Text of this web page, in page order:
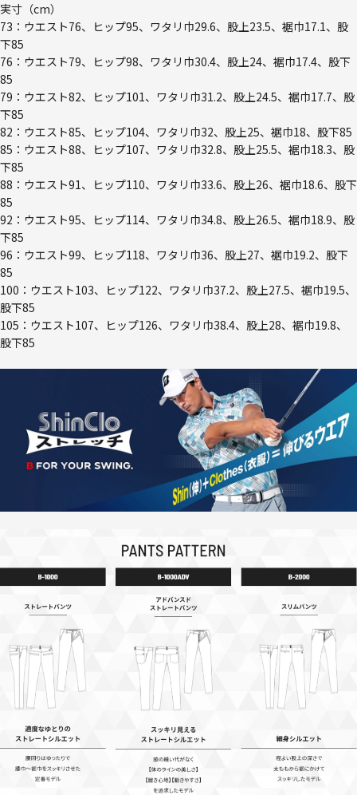
実寸（cm）
73：ウエスト76、ヒップ95、ワタリ巾29.6、股上23.5、裾巾17.1、股
下85
76：ウエスト79、ヒップ98、ワタリ巾30.4、股上24、裾巾17.4、股下
85
79：ウエスト82、ヒップ101、ワタリ巾31.2、股上24.5、裾巾17.7、股
下85
82：ウエスト85、ヒップ104、ワタリ巾32、股上25、裾巾18、股下85
85：ウエスト88、ヒップ107、ワタリ巾32.8、股上25.5、裾巾18.3、股
下85
88：ウエスト91、ヒップ110、ワタリ巾33.6、股上26、裾巾18.6、股下
85
92：ウエスト95、ヒップ114、ワタリ巾34.8、股上26.5、裾巾18.9、股
下85
96：ウエスト99、ヒップ118、ワタリ巾36、股上27、裾巾19.2、股下
85
100：ウエスト103、ヒップ122、ワタリ巾37.2、股上27.5、裾巾19.5、
股下85
105：ウエスト107、ヒップ126、ワタリ巾38.4、股上28、裾巾19.8、
股下85